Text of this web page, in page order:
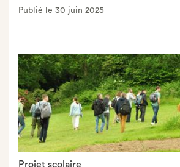
Publié le 30 juin 2025
Projet scolaire